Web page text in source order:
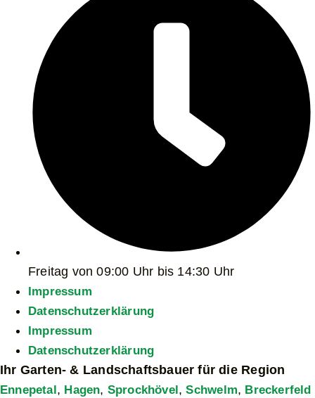
Freitag von 09:00 Uhr bis 14:30 Uhr
Impressum
Datenschutzerklärung
Impressum
Datenschutzerklärung
Ihr Garten- & Landschaftsbauer für die Region
Ennepetal, Hagen, Sprockhövel,Schwelm, Breckerfeld